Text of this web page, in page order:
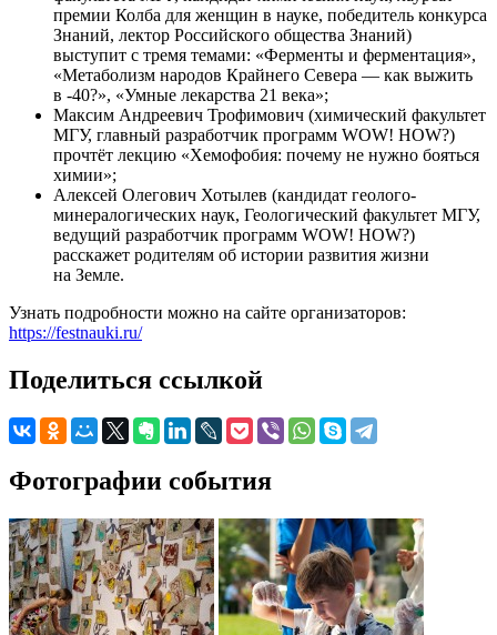
премии Колба для женщин в науке, победитель конкурса
Знаний, лектор Российского общества Знаний)
выступит с тремя темами: «Ферменты и ферментация»,
«Метаболизм народов Крайнего Севера — как выжить
в -40?», «Умные лекарства 21 века»;
Максим Андреевич Трофимович (химический факультет
МГУ, главный разработчик программ WOW! HOW?)
прочтёт лекцию «Хемофобия: почему не нужно бояться
химии»;
Алексей Олегович Хотылев (кандидат геолого-
минералогических наук, Геологический факультет МГУ,
ведущий разработчик программ WOW! HOW?)
расскажет родителям об истории развития жизни
на Земле.
Узнать подробности можно на сайте организаторов:
https://festnauki.ru/
Поделиться ссылкой
Фотографии события